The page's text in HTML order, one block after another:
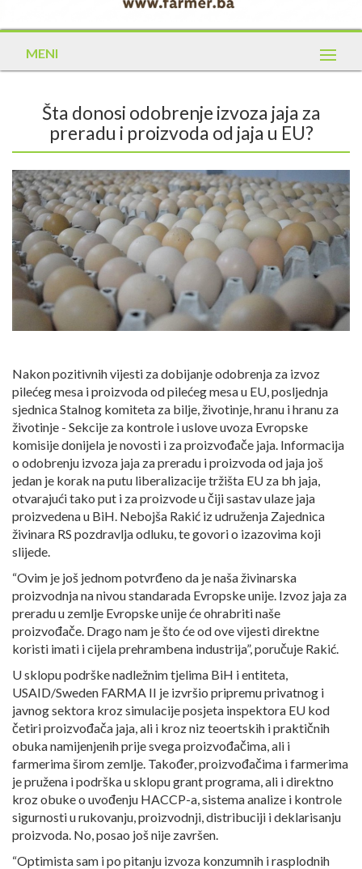
MENI
Šta donosi odobrenje izvoza jaja za
preradu i proizvoda od jaja u EU?
Nakon pozitivnih vijesti za dobijanje odobrenja za izvoz
pilećeg mesa i proizvoda od pilećeg mesa u EU, posljednja
sjednica Stalnog komiteta za bilje, životinje, hranu i hranu za
životinje - Sekcije za kontrole i uslove uvoza Evropske
komisije donijela je novosti i za proizvođače jaja. Informacija
o odobrenju izvoza jaja za preradu i proizvoda od jaja još
jedan je korak na putu liberalizacije tržišta EU za bh jaja,
otvarajući tako put i za proizvode u čiji sastav ulaze jaja
proizvedena u BiH. Nebojša Rakić iz udruženja Zajednica
živinara RS pozdravlja odluku, te govori o izazovima koji
slijede.
“Ovim je još jednom potvrđeno da je naša živinarska
proizvodnja na nivou standarada Evropske unije. Izvoz jaja za
preradu u zemlje Evropske unije će ohrabriti naše
proizvođače. Drago nam je što će od ove vijesti direktne
koristi imati i cijela prehrambena industrija”, poručuje Rakić.
U sklopu podrške nadležnim tjelima BiH i entiteta,
USAID/Sweden FARMA II je izvršio pripremu privatnog i
javnog sektora kroz simulacije posjeta inspektora EU kod
četiri proizvođača jaja, ali i kroz niz teoertskih i praktičnih
obuka namijenjenih prije svega proizvođačima, ali i
farmerima širom zemlje. Također, proizvođačima i farmerima
je pružena i podrška u sklopu grant programa, ali i direktno
kroz obuke o uvođenju HACCP-a, sistema analize i kontrole
sigurnosti u rukovanju, proizvodnji, distribuciji i deklarisanju
proizvoda. No, posao još nije završen.
“Optimista sam i po pitanju izvoza konzumnih i rasplodnih